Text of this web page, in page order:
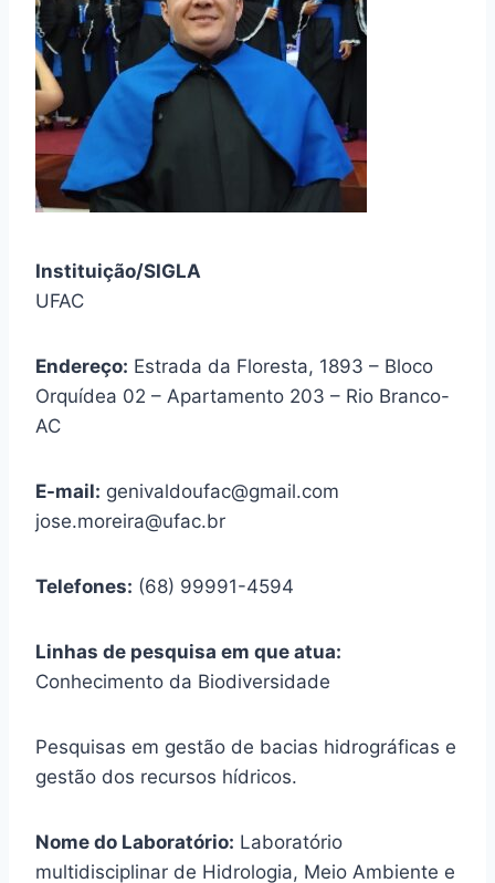
Instituição/SIGLA
UFAC
Endereço: Estrada da Floresta, 1893 – Bloco
Orquídea 02 – Apartamento 203 – Rio Branco-
AC
E-mail: genivaldoufac@gmail.com
jose.moreira@ufac.br
Telefones: (68) 99991-4594
Linhas de pesquisa em que atua:
Conhecimento da Biodiversidade
Pesquisas em gestão de bacias hidrográficas e
gestão dos recursos hídricos.
Nome do Laboratório: Laboratório
multidisciplinar de Hidrologia, Meio Ambiente e